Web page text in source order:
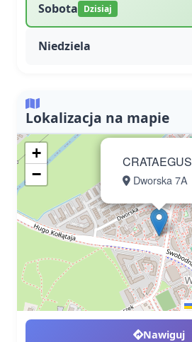
Sobota Dzisiaj
Niedziela
Lokalizacja na mapie
CRATAEGUS
Dworska 7A
+
−
Nawiguj